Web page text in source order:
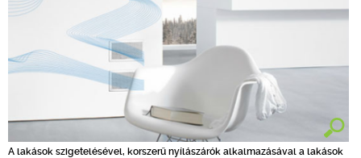
A lakások szigetelésével, korszerű nyílászárók alkalmazásával a lakások